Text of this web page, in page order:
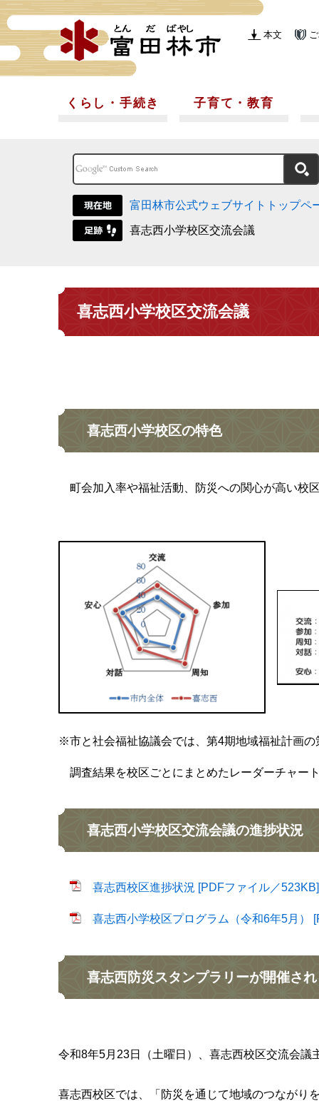
本文
くらし・手続き 子育て・教育
富田林市公式ウェブサイトトップペ
喜志西小学校区交流会議
喜志西小学校区交流会議
喜志西小学校区の特色
町会加入率や福祉活動、防災への関心が高い校
※市と社会福祉協議会では、第4期地域福祉計画
調査結果を校区ごとにまとめたレーダーチャー
喜志西小学校区交流会議の進捗状況
喜志西校区進捗状況 [PDFファイル／523KB]
喜志西小学校区プログラム（令和6年5月）
喜志西防災スタンプラリーが開催さ
令和8年5月23日（土曜日）、喜志西校区交流会
喜志西校区では、「防災を通じて地域のつながり